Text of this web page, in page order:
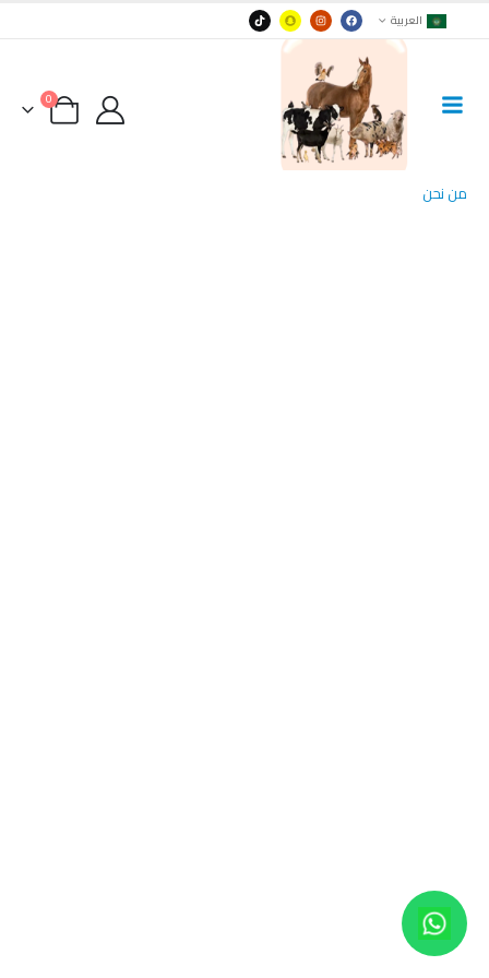
العربية
0
من نحن